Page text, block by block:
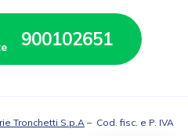
900102651
Tronchetti S.p.A – Cod. fisc. e P. IVA